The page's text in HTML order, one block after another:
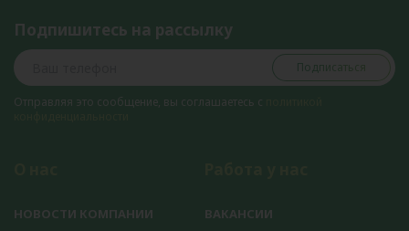
Подпишитесь на рассылку
Подписаться
Отправляя это сообщение, вы соглашаетесь с
НОВОСТИ КОМПАНИИ ВАКАНСИИ